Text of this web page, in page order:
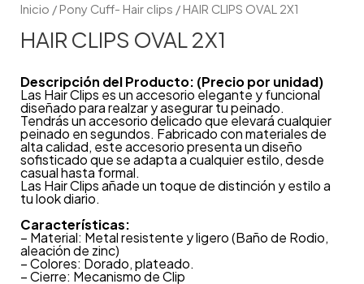
Inicio /Pony Cuff- Hair clips / HAIR CLIPS OVAL 2X1
HAIR CLIPS OVAL 2X1
Descripción del Producto: (Precio por unidad)
Las Hair Clips es un accesorio elegante y funcional
diseñado para realzar y asegurar tu peinado.
Tendrás un accesorio delicado que elevará cualquier
peinado en segundos. Fabricado con materiales de
alta calidad, este accesorio presenta un diseño
sofisticado que se adapta a cualquier estilo, desde
casual hasta formal.
Las Hair Clips añade un toque de distinción y estilo a
tu look diario.
Características:
– Material: Metal resistente y ligero (Baño de Rodio,
aleación de zinc)
– Colores: Dorado, plateado.
– Cierre: Mecanismo de Clip